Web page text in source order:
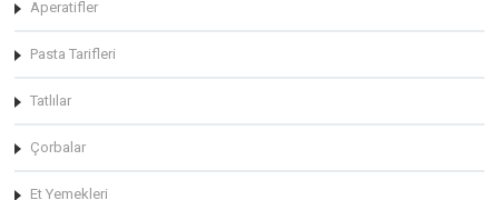
Aperatifler
Pasta Tarifleri
Tatlılar
Çorbalar
Et Yemekleri